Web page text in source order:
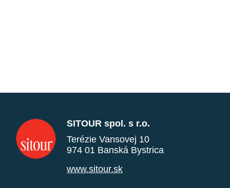
SITOUR spol. s r.o.
Terézie Vansovej 10
974 01 Banská Bystrica
www.sitour.sk